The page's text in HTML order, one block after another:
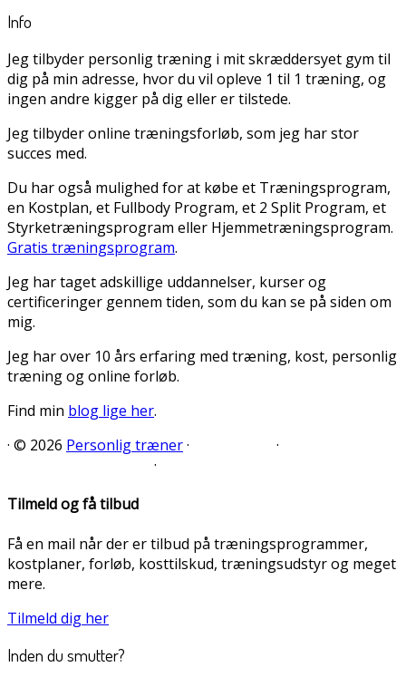
Info
Jeg tilbyder personlig træning i mit skræddersyet gym til
dig på min adresse, hvor du vil opleve 1 til 1 træning, og
ingen andre kigger på dig eller er tilstede.
Jeg tilbyder online træningsforløb, som jeg har stor
succes med.
Du har også mulighed for at købe et Træningsprogram,
en Kostplan, et Fullbody Program, et 2 Split Program, et
Styrketræningsprogram eller Hjemmetræningsprogram.
Gratis træningsprogram.
Jeg har taget adskillige uddannelser, kurser og
certificeringer gennem tiden, som du kan se på siden om
mig.
Jeg har over 10 års erfaring med træning, kost, personlig
træning og online forløb.
Find min blog lige her.
· © 2026 Personlig træner·
·
·
Tilmeld og få tilbud
Få en mail når der er tilbud på træningsprogrammer,
kostplaner, forløb, kosttilskud, træningsudstyr og meget
mere.
Tilmeld dig her
Inden du smutter?